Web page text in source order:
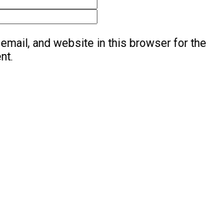
and website in this browser for the